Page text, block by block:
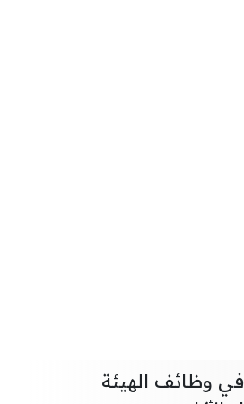
وظائف الهيئة